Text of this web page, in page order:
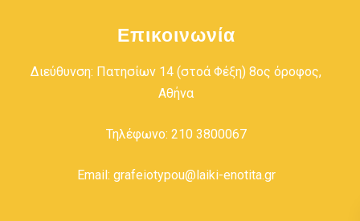
Επικοινωνία
Διεύθυνση: Πατησίων 14 (στοά Φέξη) 8ος όροφος,
Αθήνα
Τηλέφωνο: 210 3800067
Email: grafeiotypou@laiki-enotita.gr